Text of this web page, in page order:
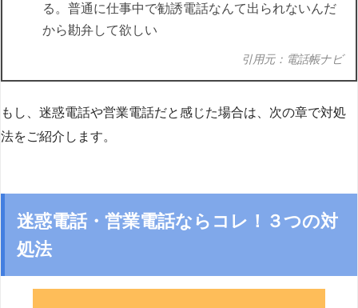
る。普通に仕事中で勧誘電話なんて出られないんだ
から勘弁して欲しい
引用元：電話帳ナビ
もし、迷惑電話や営業電話だと感じた場合は、次の章で対処
法をご紹介します。
迷惑電話・営業電話ならコレ！３つの対
処法